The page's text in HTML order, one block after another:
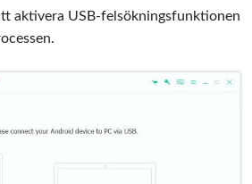
aktivera USB-felsökningsfunktionen